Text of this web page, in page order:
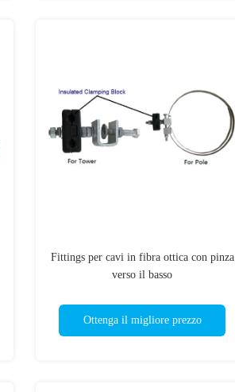
Fittings per cavi in fibra ottica con pinza
verso il basso
Ottenga il migliore prezzo